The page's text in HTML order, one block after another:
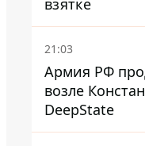
взятке
21:03
Армия РФ
возле
DeepState